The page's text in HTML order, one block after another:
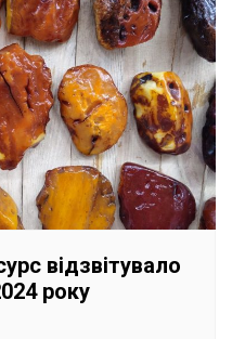
відзвітувало
року